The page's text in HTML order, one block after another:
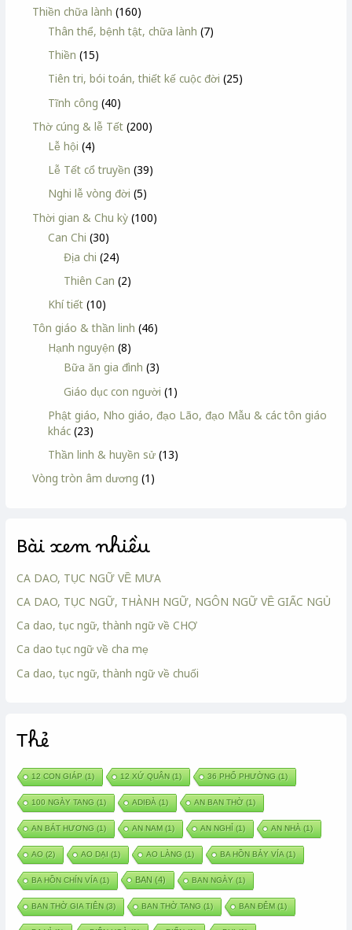
Thiền chữa lành (160)
Thân thể, bệnh tật, chữa lành (7)
Thiền (15)
Tiên tri, bói toán, thiết kế cuộc đời (25)
Tĩnh công (40)
Thờ cúng & lễ Tết (200)
Lễ hội (4)
Lễ Tết cổ truyền (39)
Nghi lễ vòng đời (5)
Thời gian & Chu kỳ (100)
Can Chi (30)
Địa chi (24)
Thiên Can (2)
Khí tiết (10)
Tôn giáo & thần linh (46)
Hạnh nguyện (8)
Bữa ăn gia đình (3)
Giáo dục con người (1)
Phật giáo, Nho giáo, đạo Lão, đạo Mẫu & các tôn giáo
khác (23)
Thần linh & huyền sử (13)
Vòng tròn âm dương (1)
Bài xem nhiều
CA DAO, TỤC NGỮ VỀ MƯA
CA DAO, TỤC NGỮ, THÀNH NGỮ, NGÔN NGỮ VỀ GIẤC NGỦ
Ca dao, tục ngữ, thành ngữ về CHỢ
Ca dao tục ngữ về cha mẹ
Ca dao, tục ngữ, thành ngữ về chuối
Thẻ
12 CON GIÁP (1) 12 XỨ QUÂN (1) 36 PHỐ PHƯỜNG (1)
100 NGÀY TANG (1) ADIĐÀ (1) AN BAN THỜ(1)
AN BÁT HƯƠNG (1) AN NAM(1) AN NGHỈ (1) AN NHÀ (1)
AO (2) AO DẠI (1) AO LÀNG (1) BA HỒN BẢY VÍA(1)
BA HỒN CHÍN VÍA(1) BAN (4) BAN NGÀY (1)
BAN THỜ GIA TIÊN (3) BAN THỜ TANG (1) BAN ĐÊM(1)